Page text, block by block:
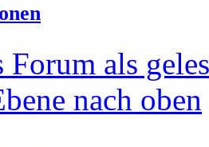
Forum als
nach oben